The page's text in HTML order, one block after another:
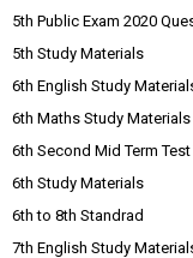
5th Public Exam 2020
5th Study Materials
6th English Study
6th Maths Study Materials
6th Second Mid Term
6th Study Materials
6th to 8th Standrad
7th English Study